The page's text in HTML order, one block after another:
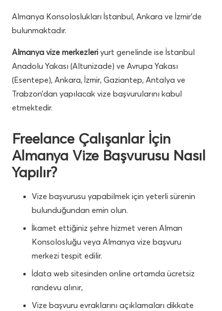
Almanya Konsoloslukları İstanbul, Ankara ve İzmir’de
bulunmaktadır.
Almanya vize merkezleri yurt genelinde ise İstanbul
Anadolu Yakası (Altunizade) ve Avrupa Yakası
(Esentepe), Ankara, İzmir, Gaziantep, Antalya ve
Trabzon’dan yapılacak vize başvurularını kabul
etmektedir.
Freelance Çalışanlar İçin
Almanya Vize Başvurusu Nasıl
Yapılır?
Vize başvurusu yapabilmek için yeterli sürenin
bulunduğundan emin olun.
İkamet ettiğiniz şehre hizmet veren Alman
Konsolosluğu veya Almanya vize başvuru
merkezi tespit edilir.
İdata web sitesinden online ortamda ücretsiz
randevu alınır,
Vize başvuru evraklarını açıklamaları dikkate